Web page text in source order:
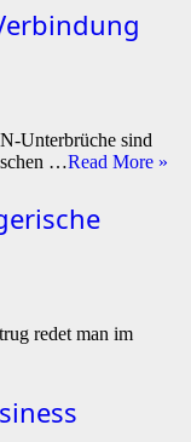
Unterbrüche sind
…Read More »
redet man im